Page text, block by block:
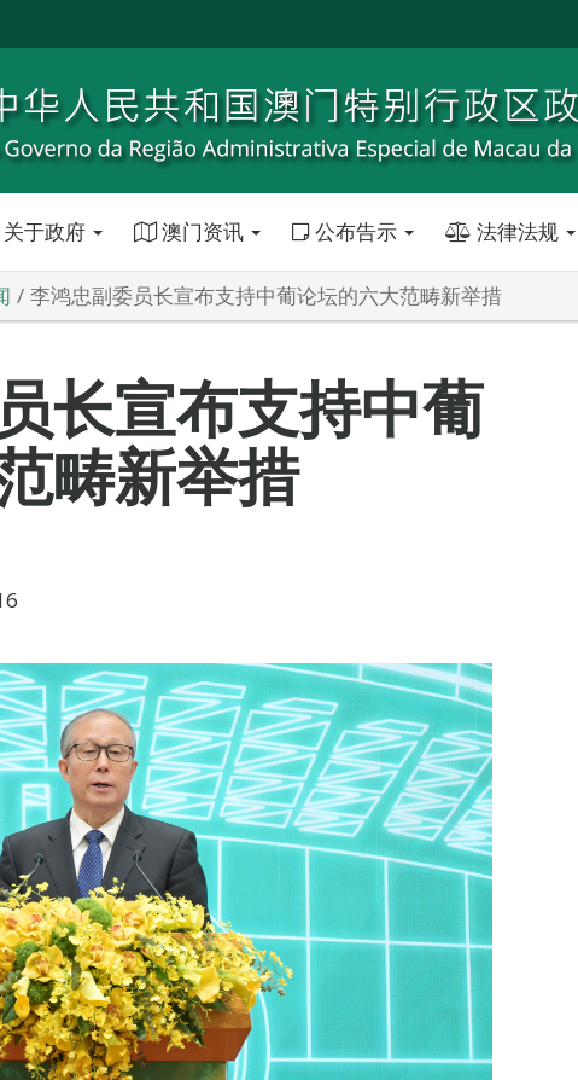
关于政府 澳门资讯 公布告示 法律法规
李鸿忠副委员长宣布支持中葡论坛的六大范畴新举措
长宣布支持中葡
畴新举措